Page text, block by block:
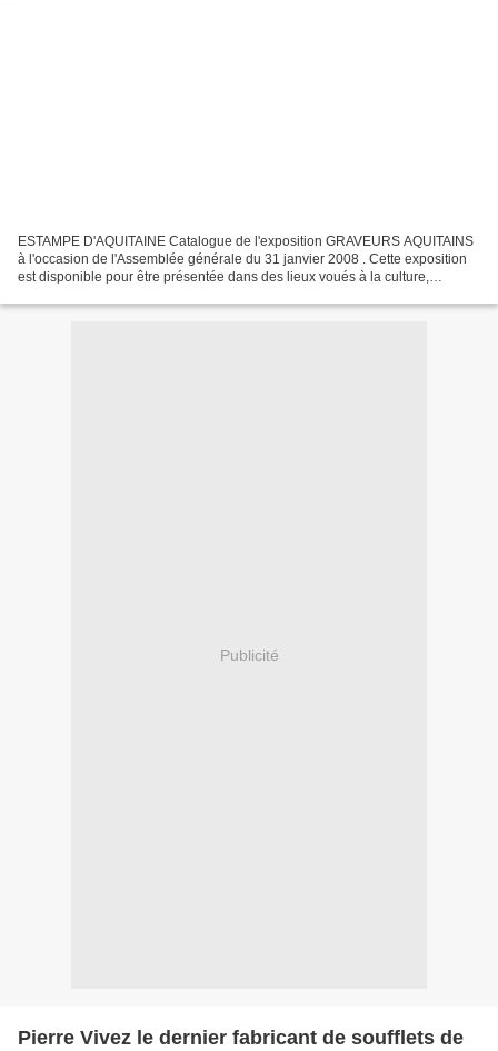
ESTAMPE D'AQUITAINE Catalogue de l'exposition GRAVEURS AQUITAINS
à l'occasion de l'Assemblée générale du 31 janvier 2008 . Cette exposition
est disponible pour être présentée dans des lieux voués à la culture,
Publicité
Pierre Vivez le dernier fabricant de soufflets de